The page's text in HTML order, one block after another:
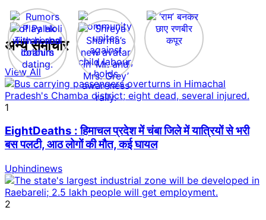
अन्य समाचार
View All
1
EightDeaths : हिमाचल प्रदेश में चंबा जिले में यात्रियों से भरी
बस पलटी, आठ लोगों की मौत, कई घायल
Uphindinews
2